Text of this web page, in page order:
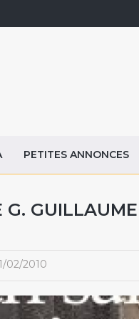
PETITES ANNONCES
G.
02/2010